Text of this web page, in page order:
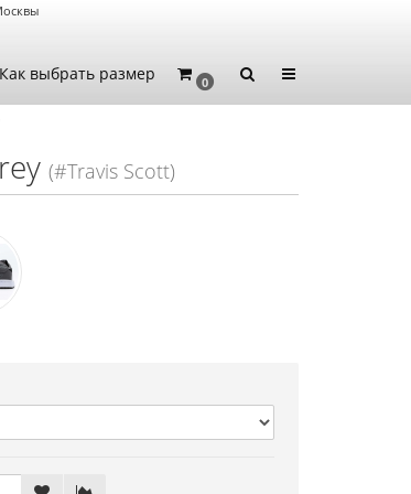
Как выбрать размер 0
(#Travis Scott)